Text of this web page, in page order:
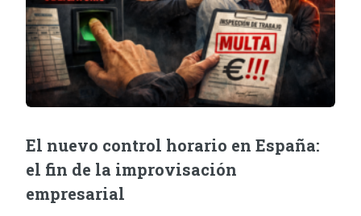
El nuevo control horario en España:
el fin de la improvisación
empresarial